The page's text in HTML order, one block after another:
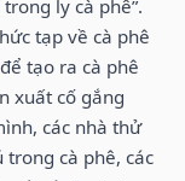
ly cà phê”.
tạp về cà phê
tạo ra cà phê
xuất cố gắng
các nhà thử
cà phê, các